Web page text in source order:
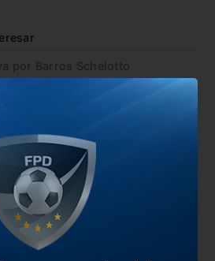
por Barros Schelotto
obligados tras la salida de
en Liniers
Sur
#Noticia